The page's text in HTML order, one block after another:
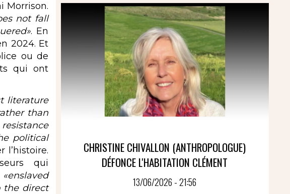
Morrison.
not fall
. En
2024. Et
ou de
qui ont
literature
than
political
l’histoire.
qui
«enslaved
the direct
CHRISTINE CHIVALLON (ANTHROPOLOGUE)
DÉFONCE L'HABITATION CLÉMENT
13/06/2026 - 21:56